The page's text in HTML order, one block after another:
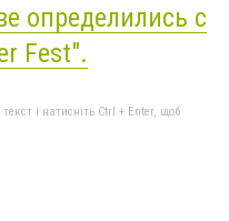
определились с
Fest".
і натисніть Ctrl + Enter, щоб